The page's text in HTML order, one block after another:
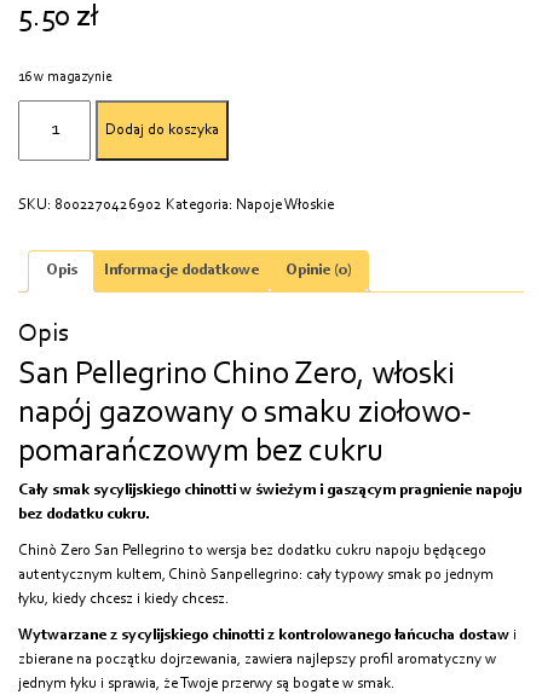
5.50 zł
16 w magazynie
Napój
SANPELLEGRINO
ZERO
Dodaj do koszyka
SKU: 8002270426902 Kategoria: Napoje Włoskie
Opis Informacje dodatkowe Opinie (0)
Opis
San Pellegrino Chino Zero, włoski
napój gazowany o smaku ziołowo-
pomarańczowym bez cukru
Cały smak sycylijskiego chinotti w świeżym i gaszącym pragnienie napoju
bez dodatku cukru.
Chinò Zero San Pellegrino to wersja bez dodatku cukru napoju będącego
autentycznym kultem, Chinò Sanpellegrino: cały typowy smak po jednym
łyku, kiedy chcesz i kiedy chcesz.
Wytwarzane z sycylijskiego chinotti z kontrolowanego łańcucha dostaw i
zbierane na początku dojrzewania, zawiera najlepszy profil aromatyczny w
jednym łyku i sprawia, że Twoje przerwy są bogate w smak.